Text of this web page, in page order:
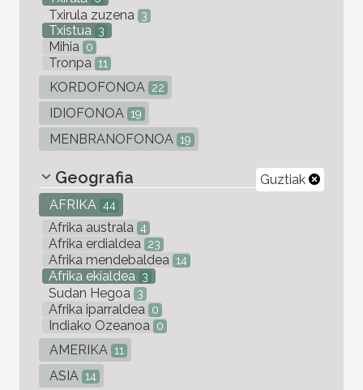
Txirula zuzena 3
Txistua 3
Mihia 0
Tronpa 11
KORDOFONOA 22
IDIOFONOA 19
MENBRANOFONOA 19
Guztiak
Geografia
AFRIKA 44
Afrika australa 4
Afrika erdialdea 23
Afrika mendebaldea 14
Afrika ekialdea 3
Sudan Hegoa 3
Afrika iparraldea 0
Indiako Ozeanoa 0
AMERIKA 11
ASIA 14